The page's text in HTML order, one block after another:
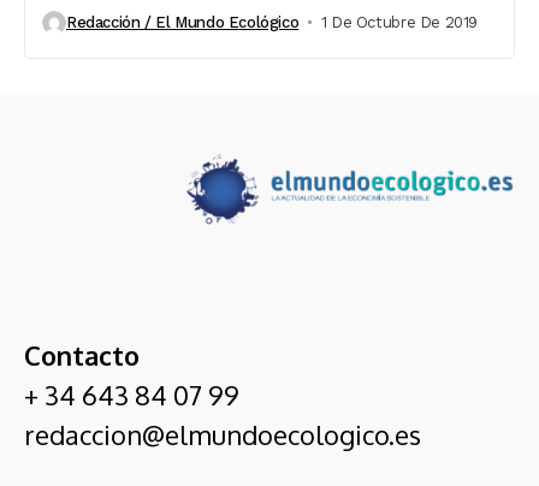
Redacción / El Mundo Ecológico 1 De Octubre De 2019
Contacto
+ 34 643 84 07 99
redaccion@elmundoecologico.es